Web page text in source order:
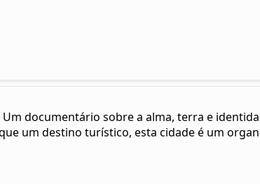
documentário sobre a alma, terra e
um destino turístico, esta cidade é um